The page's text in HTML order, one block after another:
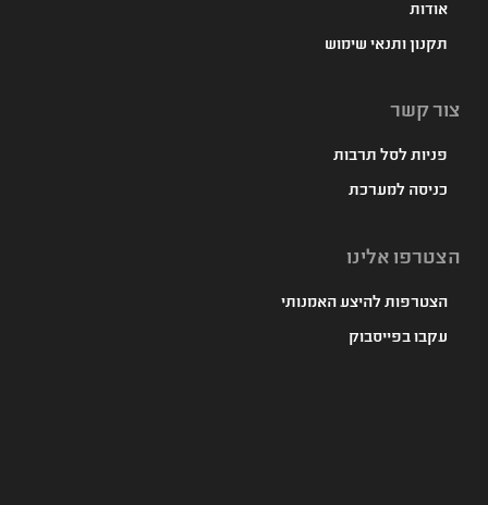
אודות
תקנון ותנאי שימוש
צור קשר
פניות לסל תרבות
כניסה למערכת
הצטרפו אלינו
הצטרפות להיצע האמנותי
עקבו בפייסבוק